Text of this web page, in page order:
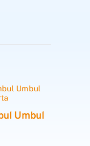
Umbul